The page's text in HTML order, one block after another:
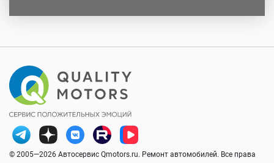
© 2005—2026 Автосервис Qmotors.ru. Ремонт автомобилей. Все права